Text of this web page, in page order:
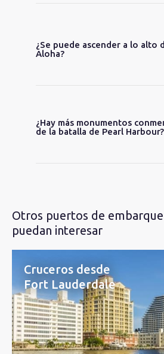
¿Se puede ascender a lo alto
Aloha?
¿Hay más monumentos
de la batalla de Pearl Harbour?
Otros puertos de
puedan interesar
Cruceros desde
Fort Lauderdale